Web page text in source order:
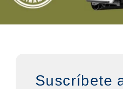
Suscríbete